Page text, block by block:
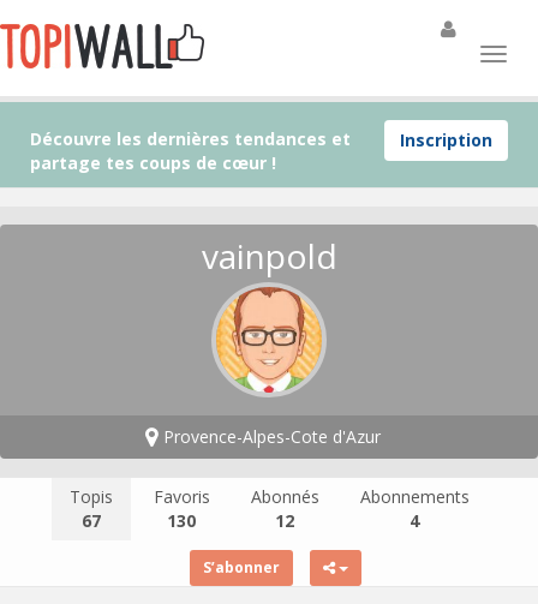
Inscription
Découvre les dernières tendances et
partage tes coups de cœur !
vainpold
Provence-Alpes-Cote d'Azur
Topis
67
Favoris
130
Abonnés
12
Abonnements
4
S’abonner